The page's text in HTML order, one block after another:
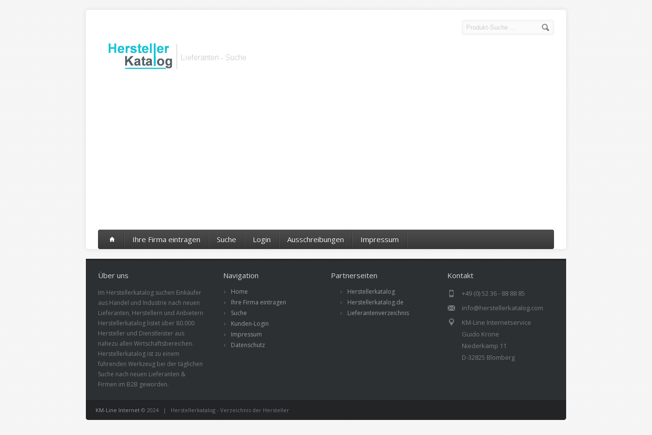
Ihre Firma eintragen Suche Login Ausschreibungen Impressum
Über uns
Im Herstellerkatalog suchen Einkäufer
aus Handel und Industrie nach neuen
Lieferanten, Herstellern und Anbietern
Herstellerkatalog listet über 80.000
Hersteller und Dienstleister aus
nahezu allen Wirtschaftsbereichen.
Herstellerkatalog ist zu einem
führenden Werkzeug bei der täglichen
Suche nach neuen Lieferanten &
Firmen im B2B geworden.
Navigation
Home
Ihre Firma eintragen
Suche
Kunden-Login
Impressum
Datenschutz
Partnerseiten
Herstellerkatalog
Herstellerkatalog.de
Lieferantenverzeichnis
Kontakt
+49 (0) 52 36 - 88 88 85
info@herstellerkatalog.com
KM-Line Internetservice
Guido Krone
Niederkamp 11
D-32825 Blomberg
KM-Line Internet © 2024 | Herstellerkatalog - Verzeichnis der Hersteller